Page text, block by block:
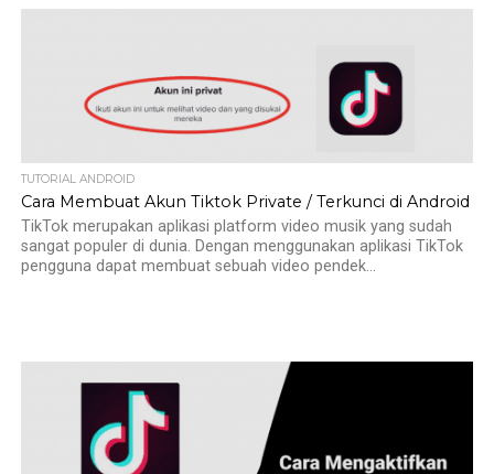
TUTORIAL ANDROID
Cara Membuat Akun Tiktok Private / Terkunci di Android
TikTok merupakan aplikasi platform video musik yang sudah
sangat populer di dunia. Dengan menggunakan aplikasi TikTok
pengguna dapat membuat sebuah video pendek...